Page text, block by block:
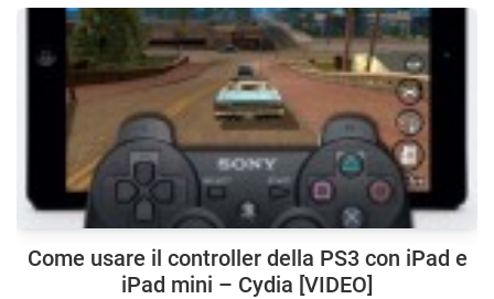
Come usare il controller della PS3 con iPad e
iPad mini – Cydia [VIDEO]